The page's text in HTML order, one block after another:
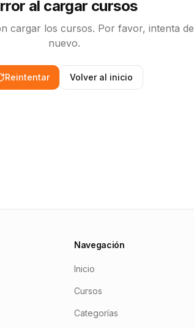
al cargar cursos
cargar los cursos. Por favor, intenta de
nuevo.
Reintentar Volver al inicio
Navegación
Inicio
Cursos
Categorías